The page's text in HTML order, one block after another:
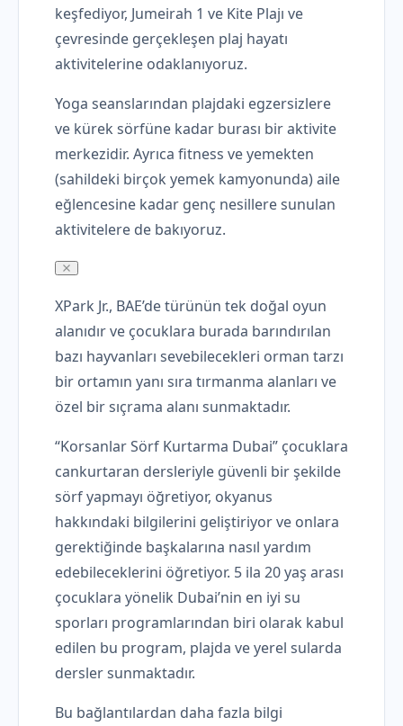
keşfediyor, Jumeirah 1 ve Kite Plajı ve
çevresinde gerçekleşen plaj hayatı
aktivitelerine odaklanıyoruz.
Yoga seanslarından plajdaki egzersizlere
ve kürek sörfüne kadar burası bir aktivite
merkezidir. Ayrıca fitness ve yemekten
(sahildeki birçok yemek kamyonunda) aile
eğlencesine kadar genç nesillere sunulan
aktivitelere de bakıyoruz.
XPark Jr., BAE’de türünün tek doğal oyun
alanıdır ve çocuklara burada barındırılan
bazı hayvanları sevebilecekleri orman tarzı
bir ortamın yanı sıra tırmanma alanları ve
özel bir sıçrama alanı sunmaktadır.
“Korsanlar Sörf Kurtarma Dubai” çocuklara
cankurtaran dersleriyle güvenli bir şekilde
sörf yapmayı öğretiyor, okyanus
hakkındaki bilgilerini geliştiriyor ve onlara
gerektiğinde başkalarına nasıl yardım
edebileceklerini öğretiyor. 5 ila 20 yaş arası
çocuklara yönelik Dubai’nin en iyi su
sporları programlarından biri olarak kabul
edilen bu program, plajda ve yerel sularda
dersler sunmaktadır.
Bu bağlantılardan daha fazla bilgi